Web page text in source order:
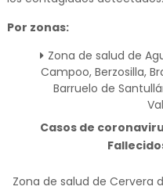
Por zonas:
Zona de salud de
Campoo, Berzosilla,
Barruelo de
Casos de
Zona de salud de Cervera